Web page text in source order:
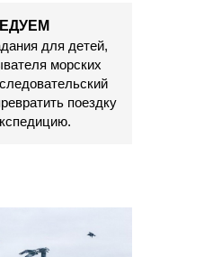
для детей,
морских
поездку